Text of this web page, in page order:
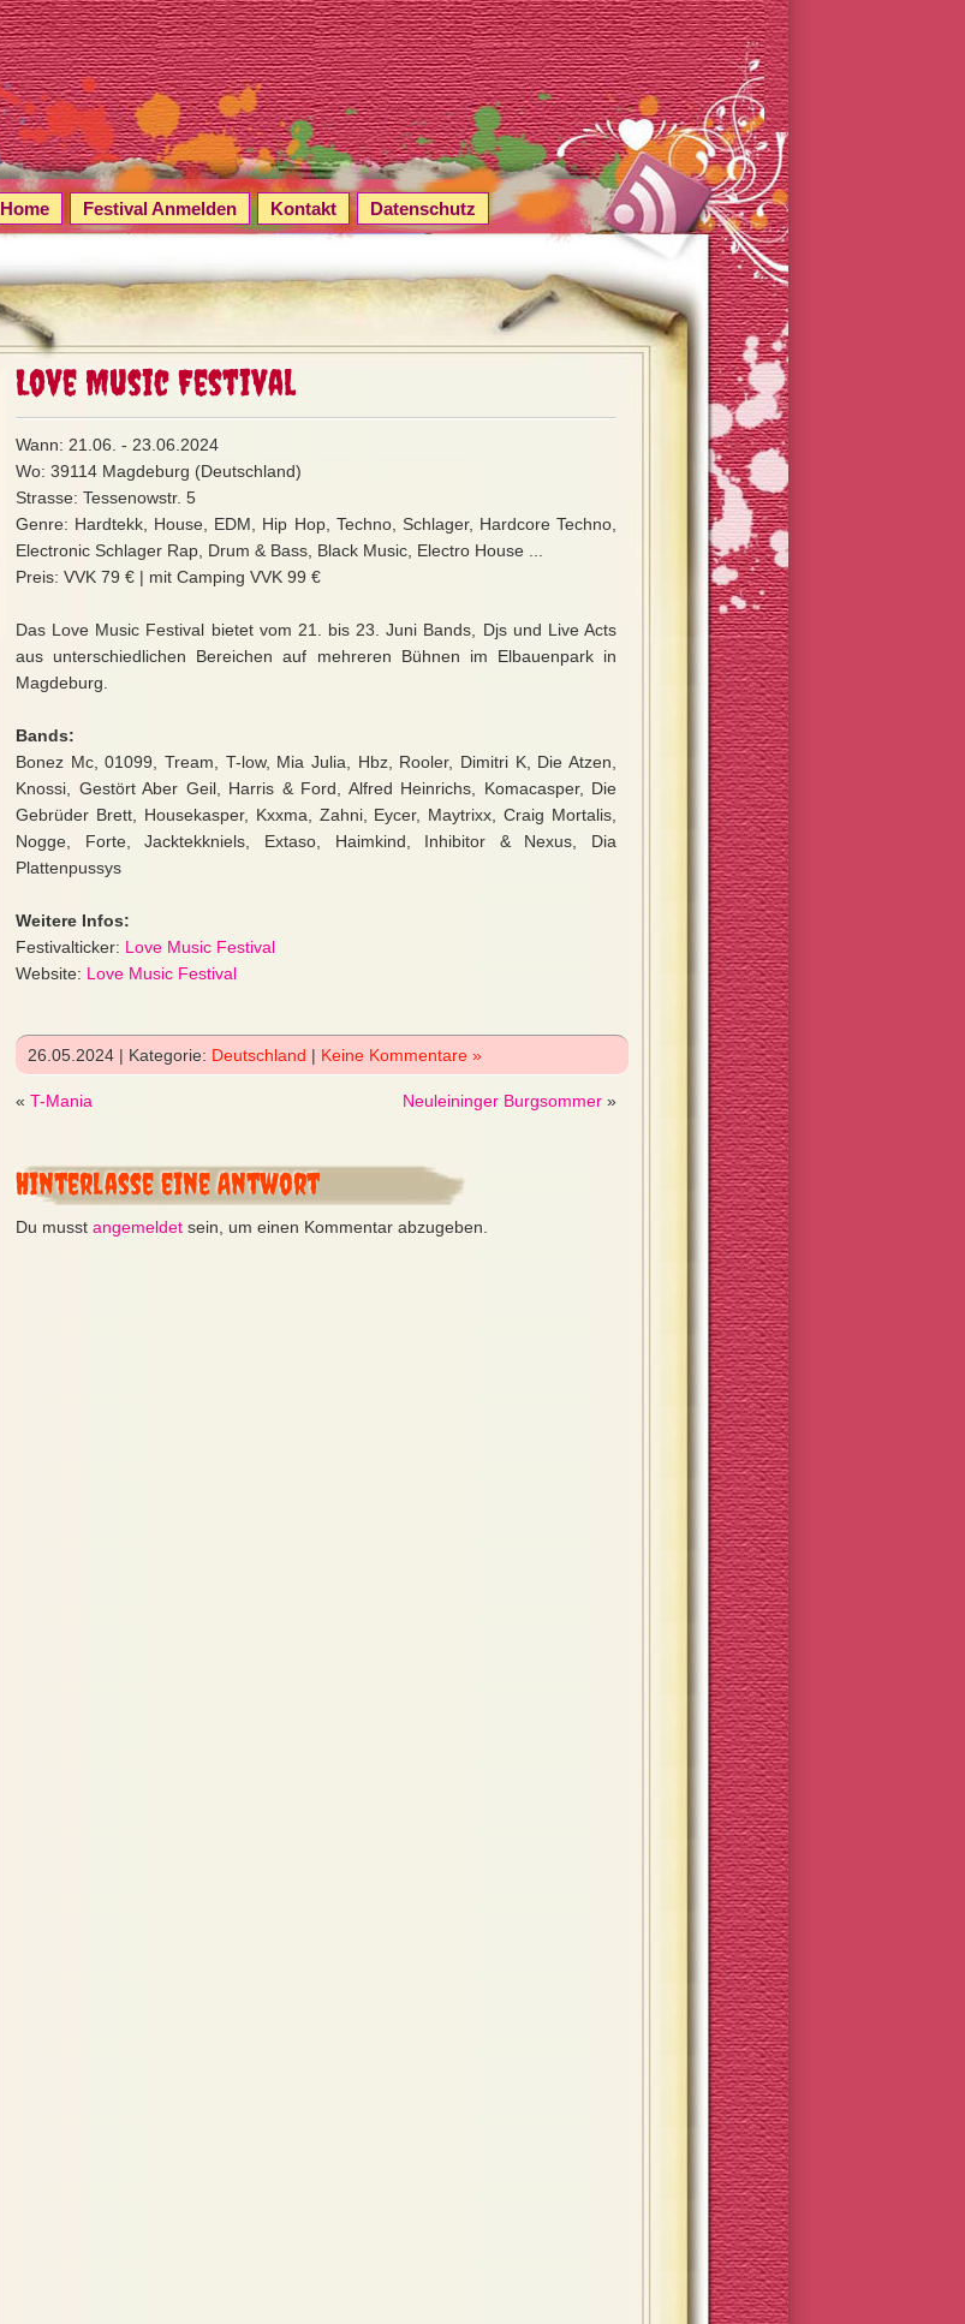
Home Festival Anmelden Kontakt Datenschutz
Love Music Festival
Wann: 21.06. - 23.06.2024
Wo: 39114 Magdeburg (Deutschland)
Strasse: Tessenowstr. 5
Genre: Hardtekk, House, EDM, Hip Hop, Techno, Schlager, Hardcore Techno,
Electronic Schlager Rap, Drum & Bass, Black Music, Electro House ...
Preis: VVK 79 € | mit Camping VVK 99 €
Das Love Music Festival bietet vom 21. bis 23. Juni Bands, Djs und Live Acts
aus unterschiedlichen Bereichen auf mehreren Bühnen im Elbauenpark in
Magdeburg.
Bands:
Bonez Mc, 01099, Tream, T-low, Mia Julia, Hbz, Rooler, Dimitri K, Die Atzen,
Knossi, Gestört Aber Geil, Harris & Ford, Alfred Heinrichs, Komacasper, Die
Gebrüder Brett, Housekasper, Kxxma, Zahni, Eycer, Maytrixx, Craig Mortalis,
Nogge, Forte, Jacktekkniels, Extaso, Haimkind, Inhibitor & Nexus, Dia
Plattenpussys
Weitere Infos:
Festivalticker: Love Music Festival
Website: Love Music Festival
26.05.2024 | Kategorie: Deutschland | Keine Kommentare »
« T-Mania Neuleininger Burgsommer »
Hinterlasse eine Antwort
Du musst angemeldet sein, um einen Kommentar abzugeben.